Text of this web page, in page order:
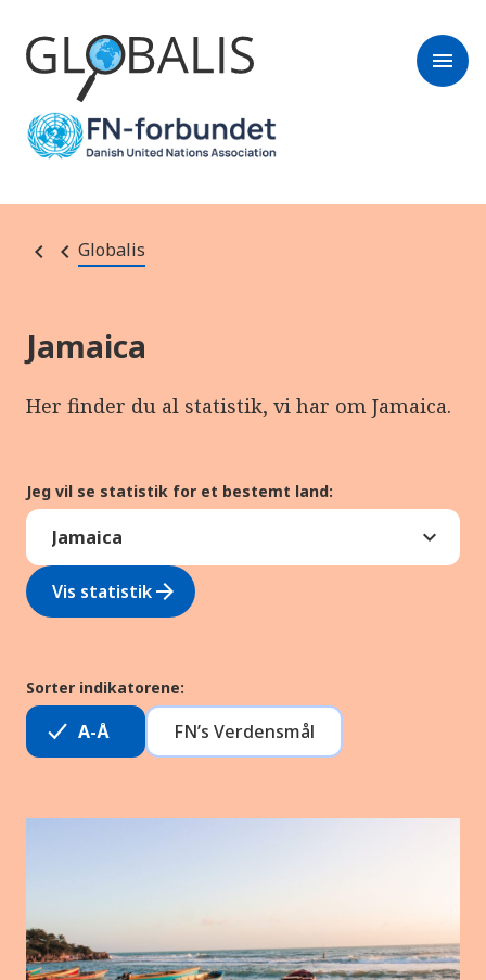
menu
Globalis
Jamaica
Her finder du al statistik, vi har om Jamaica.
Jeg vil se statistik for et bestemt land:
Vis statistikarrow_forward
Sorter indikatorene:
A-Å FN’s Verdensmål